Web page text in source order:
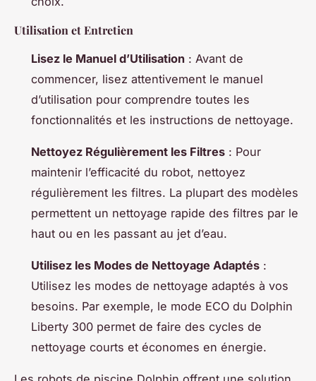
Utilisation et Entretien
Lisez le Manuel d’Utilisation : Avant de
commencer, lisez attentivement le manuel
d’utilisation pour comprendre toutes les
fonctionnalités et les instructions de nettoyage.
Nettoyez Régulièrement les Filtres : Pour
maintenir l’efficacité du robot, nettoyez
régulièrement les filtres. La plupart des modèles
permettent un nettoyage rapide des filtres par le
haut ou en les passant au jet d’eau.
Utilisez les Modes de Nettoyage Adaptés :
Utilisez les modes de nettoyage adaptés à vos
besoins. Par exemple, le mode ECO du Dolphin
Liberty 300 permet de faire des cycles de
nettoyage courts et économes en énergie.